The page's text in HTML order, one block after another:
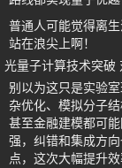
普通人可能觉得离
站在浪尖上啊！
光量子计算技术突破
别以为这只是实验
杂优化、模拟分子
甚至金融建模都可
强，纠错和集成方
点，这次大幅提升